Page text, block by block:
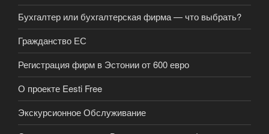
Бухгалтер или бухгалтерская фирма — что выбрать?
Гражданство ЕС
Регистрация фирм в Эстонии от 600 евро
О проекте Eesti Free
Экскурсионное Обслуживание